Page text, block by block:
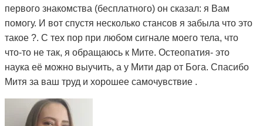
первого знакомства (бесплатного) он сказал: я Вам
помогу. И вот спустя несколько стансов я забыла что это
такое ?. С тех пор при любом сигнале моего тела, что
что-то не так, я обращаюсь к Мите. Остеопатия- это
наука её можно выучить, а у Мити дар от Бога. Спасибо
Митя за ваш труд и хорошее самочувствие .